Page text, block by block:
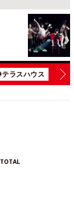
テラスハウス #漫
TOTAL